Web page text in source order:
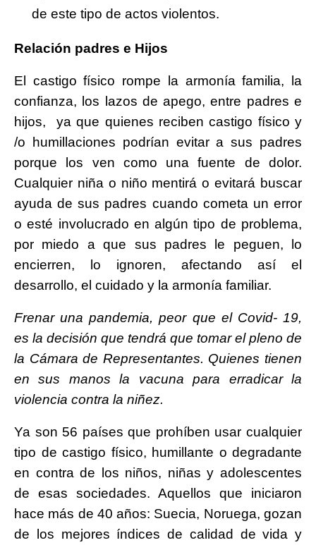
de este tipo de actos violentos.
Relación padres e Hijos
El castigo físico rompe la armonía familia, la
confianza, los lazos de apego, entre padres e
hijos, ya que quienes reciben castigo físico y
/o humillaciones podrían evitar a sus padres
porque los ven como una fuente de dolor.
Cualquier niña o niño mentirá o evitará buscar
ayuda de sus padres cuando cometa un error
o esté involucrado en algún tipo de problema,
por miedo a que sus padres le peguen, lo
encierren, lo ignoren, afectando así el
desarrollo, el cuidado y la armonía familiar.
Frenar una pandemia, peor que el Covid- 19,
es la decisión que tendrá que tomar el pleno de
la Cámara de Representantes. Quienes tienen
en sus manos la vacuna para erradicar la
violencia contra la niñez.
Ya son 56 países que prohíben usar cualquier
tipo de castigo físico, humillante o degradante
en contra de los niños, niñas y adolescentes
de esas sociedades. Aquellos que iniciaron
hace más de 40 años: Suecia, Noruega, gozan
de los mejores índices de calidad de vida y